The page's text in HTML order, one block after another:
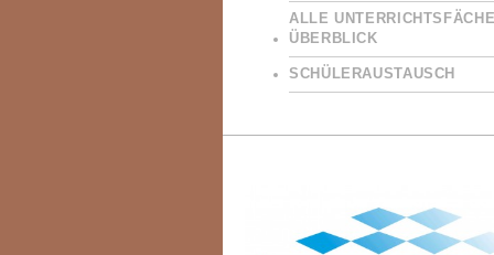
ALLE
ÜBERBLICK
SCHÜLERAUSTAUSCH